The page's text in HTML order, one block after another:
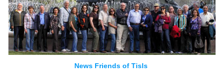
News Friends of Tisls